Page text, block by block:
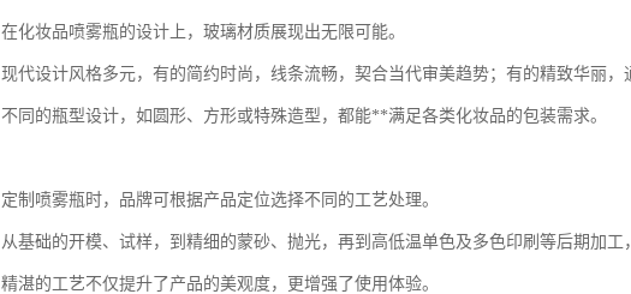
在化妆品喷雾瓶的设计上，玻璃材质展现出无限可能。
现代设计风格多元，有的简约时尚，线条流畅，契合当代审美趋势；有的精致华丽
不同的瓶型设计，如圆形、方形或特殊造型，都能**满足各类化妆品的包装需求。
定制喷雾瓶时，品牌可根据产品定位选择不同的工艺处理。
从基础的开模、试样，到精细的蒙砂、抛光，再到高低温单色及多色印刷等后期加
精湛的工艺不仅提升了产品的美观度，更增强了使用体验。